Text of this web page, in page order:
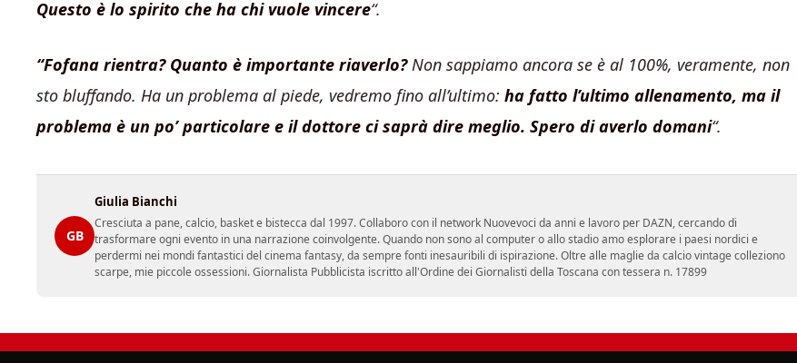
Questo è lo spirito che ha chi vuole vincere“.
“Fofana rientra? Quanto è importante riaverlo? Non sappiamo ancora se è al 100%, veramente, non
sto bluffando. Ha un problema al piede, vedremo fino all’ultimo: ha fatto l’ultimo allenamento, ma il
problema è un po’ particolare e il dottore ci saprà dire meglio. Spero di averlo domani“.
GB
Giulia Bianchi
Cresciuta a pane, calcio, basket e bistecca dal 1997. Collaboro con il network Nuovevoci da anni e lavoro per DAZN, cercando di
trasformare ogni evento in una narrazione coinvolgente. Quando non sono al computer o allo stadio amo esplorare i paesi nordici e
perdermi nei mondi fantastici del cinema fantasy, da sempre fonti inesauribili di ispirazione. Oltre alle maglie da calcio vintage colleziono
scarpe, mie piccole ossessioni. Giornalista Pubblicista iscritto all'Ordine dei Giornalisti della Toscana con tessera n. 17899